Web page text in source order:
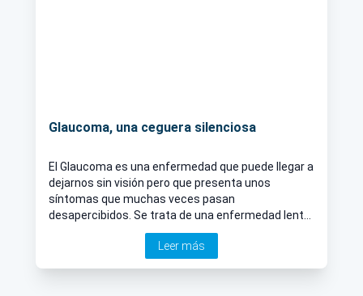
Glaucoma, una ceguera silenciosa
El Glaucoma es una enfermedad que puede llegar a
dejarnos sin visión pero que presenta unos
síntomas que muchas veces pasan
desapercibidos. Se trata de una enfermedad lenta
y progresiva que lesiona las fibras nerviosas del
nervio óptico de forma irreversible.
Leer más